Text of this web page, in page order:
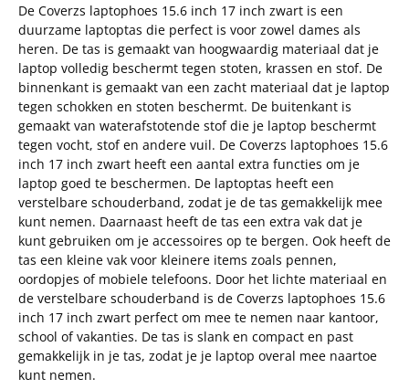
De Coverzs laptophoes 15.6 inch 17 inch zwart is een
duurzame laptoptas die perfect is voor zowel dames als
heren. De tas is gemaakt van hoogwaardig materiaal dat je
laptop volledig beschermt tegen stoten, krassen en stof. De
binnenkant is gemaakt van een zacht materiaal dat je laptop
tegen schokken en stoten beschermt. De buitenkant is
gemaakt van waterafstotende stof die je laptop beschermt
tegen vocht, stof en andere vuil. De Coverzs laptophoes 15.6
inch 17 inch zwart heeft een aantal extra functies om je
laptop goed te beschermen. De laptoptas heeft een
verstelbare schouderband, zodat je de tas gemakkelijk mee
kunt nemen. Daarnaast heeft de tas een extra vak dat je
kunt gebruiken om je accessoires op te bergen. Ook heeft de
tas een kleine vak voor kleinere items zoals pennen,
oordopjes of mobiele telefoons. Door het lichte materiaal en
de verstelbare schouderband is de Coverzs laptophoes 15.6
inch 17 inch zwart perfect om mee te nemen naar kantoor,
school of vakanties. De tas is slank en compact en past
gemakkelijk in je tas, zodat je je laptop overal mee naartoe
kunt nemen.